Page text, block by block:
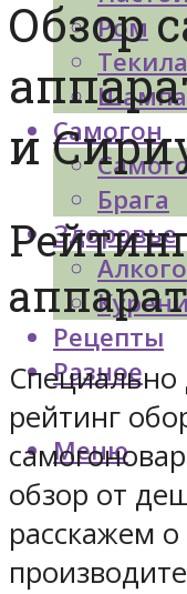
Ром
Текила
Самогон
Брага
Здоровье
Рецепты
Разное
Меню
Обзор
и
Специально
рейтинг
обзор от
расскажем